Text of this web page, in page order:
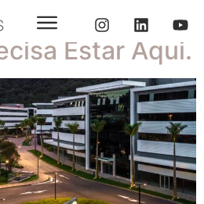
Sua
Estar Aqui.